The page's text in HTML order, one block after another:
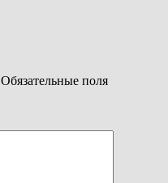
Обязательные поля